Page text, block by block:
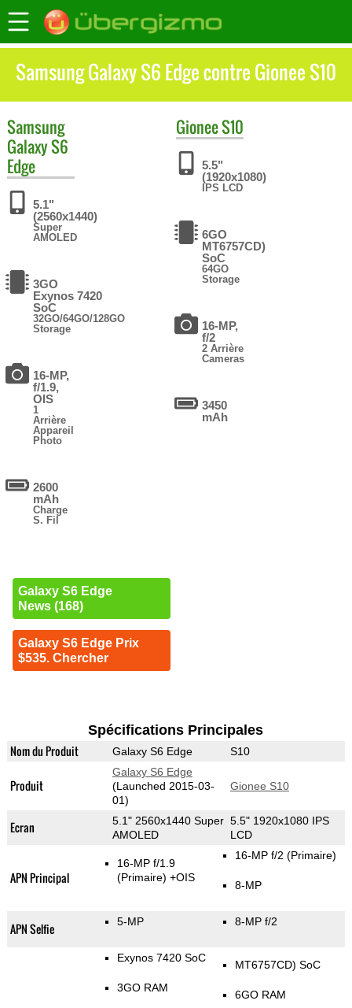
Samsung Galaxy S6 Edge contre Gionee S10
Samsung
Galaxy S6
Edge
5.1"
(2560x1440)
Super
AMOLED
3GO
Exynos 7420
SoC
32GO/64GO/128GO
Storage
16-MP,
f/1.9,
OIS
1
Arrière
Appareil
Photo
2600
mAh
Charge
S. Fil
Galaxy S6 Edge
News (168)
Galaxy S6 Edge Prix
$535. Chercher
GioneeS10
5.5"
(1920x1080)
IPS LCD
6GO
MT6757CD)
SoC
64GO
Storage
16-MP,
f/2
2 Arrière
Cameras
3450
mAh
Spécifications Principales
Nom du Produit Galaxy S6 Edge S10
Produit
Galaxy S6 Edge
(Launched 2015-03-
01)
Gionee S10
Ecran
5.1" 2560x1440 Super
AMOLED
5.5" 1920x1080 IPS
LCD
APN Principal
16-MP f/1.9
(Primaire) +OIS
16-MP f/2 (Primaire)
8-MP
APN Selfie 5-MP 8-MP f/2
Exynos 7420 SoC
3GO RAM
MT6757CD) SoC
6GO RAM